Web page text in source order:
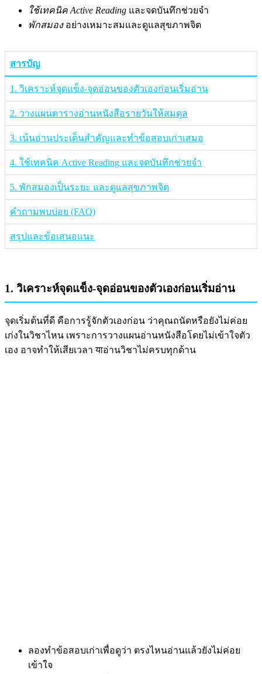
ใช้เทคนิค Active Reading และจดบันทึกช่วยจำ
พักสมองอย่างเหมาะสมและดูแลสุขภาพจิต
สารบัญ
1. วิเคราะห์จุดแข็ง-จุดอ่อนของตัวเองก่อนเริ่มอ่าน
2. วางแผนตารางอ่านหนังสือรายวันให้สมดุล
3. เน้นอ่านประเด็นสำคัญและทำข้อสอบเก่าเสมอ
4. ใช้เทคนิค Active Reading และจดบันทึกช่วยจำ
5. พักสมองเป็นระยะ และดูแลสุขภาพจิต
คำถามพบบ่อย (FAQ)
สรุปและข้อเสนอแนะ
1. วิเคราะห์จุดแข็ง-จุดอ่อนของตัวเองก่อนเริ่มอ่าน
จุดเริ่มต้นที่ดี คือการรู้จักตัวเองก่อน ว่าคุณถนัดหรือยังไม่ค่อย
เก่งในวิชาไหน เพราะการวางแผนอ่านหนังสือโดยไม่เข้าใจตัว
เอง อาจทำให้เสียเวลา याอ่านวิชาไม่ครบทุกด้าน
ลองทำข้อสอบเก่าเพื่อดูว่า ตรงไหนอ่านแล้วยังไม่ค่อย
เข้าใจ